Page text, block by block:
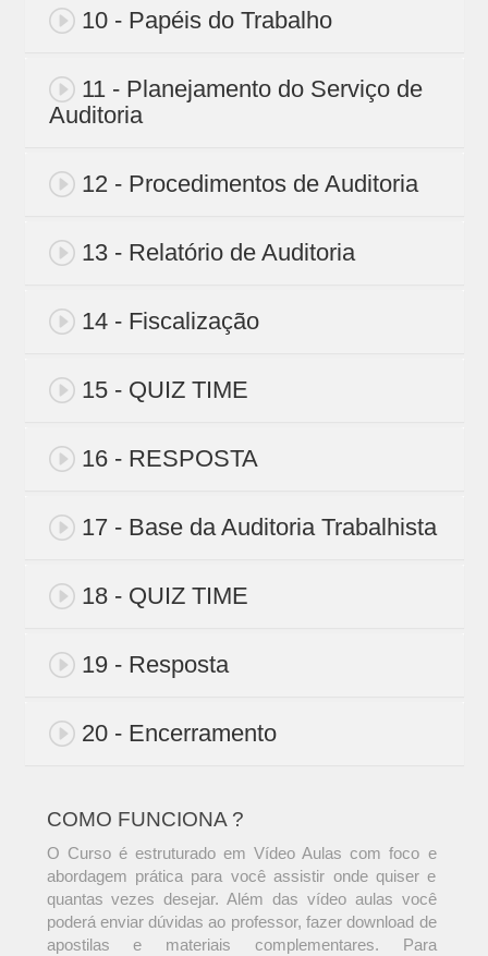
10 - Papéis do Trabalho
11 - Planejamento do Serviço de
Auditoria
12 - Procedimentos de Auditoria
13 - Relatório de Auditoria
14 - Fiscalização
15 - QUIZ TIME
16 - RESPOSTA
17 - Base da Auditoria Trabalhista
18 - QUIZ TIME
19 - Resposta
20 - Encerramento
COMO FUNCIONA ?
O Curso é estruturado em Vídeo Aulas com foco e
abordagem prática para você assistir onde quiser e
quantas vezes desejar. Além das vídeo aulas você
poderá enviar dúvidas ao professor, fazer download de
apostilas e materiais complementares. Para